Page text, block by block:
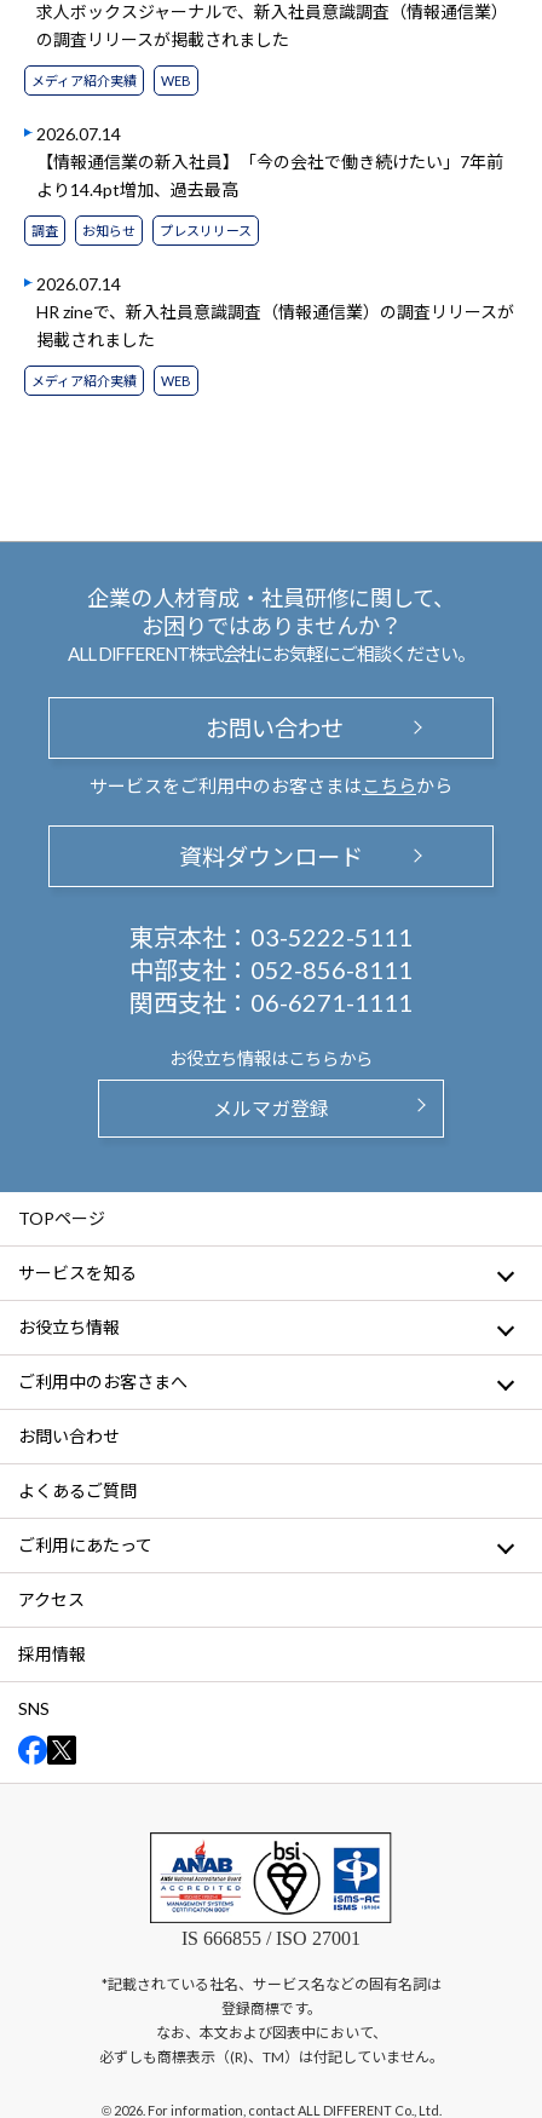
求人ボックスジャーナルで、新入社員意識調査（情報通信業）
の調査リリースが掲載されました
メディア紹介実績 WEB
2026.07.14
【情報通信業の新入社員】「今の会社で働き続けたい」7年前
より14.4pt増加、過去最高
調査 お知らせ プレスリリース
2026.07.14
HR zineで、新入社員意識調査（情報通信業）の調査リリースが
掲載されました
メディア紹介実績 WEB
企業の人材育成・社員研修に関して、
お困りではありませんか？
ALL DIFFERENT株式会社にお気軽にご相談ください。
お問い合わせ
サービスをご利用中のお客さまは こちらから
資料ダウンロード
東京本社： 03-5222-5111
中部支社： 052-856-8111
関西支社： 06-6271-1111
お役立ち情報はこちらから
メルマガ登録
TOPページ
サービスを知る
お役立ち情報
ご利用中のお客さまへ
お問い合わせ
よくあるご質問
ご利用にあたって
アクセス
採用情報
SNS
IS 666855 / ISO 27001
*記載されている社名、サービス名などの固有名詞は
登録商標です。
なお、本文および図表中において、
必ずしも商標表示（(R)、TM）は付記していません。
©2026. For information, contact ALL DIFFERENT Co., Ltd.